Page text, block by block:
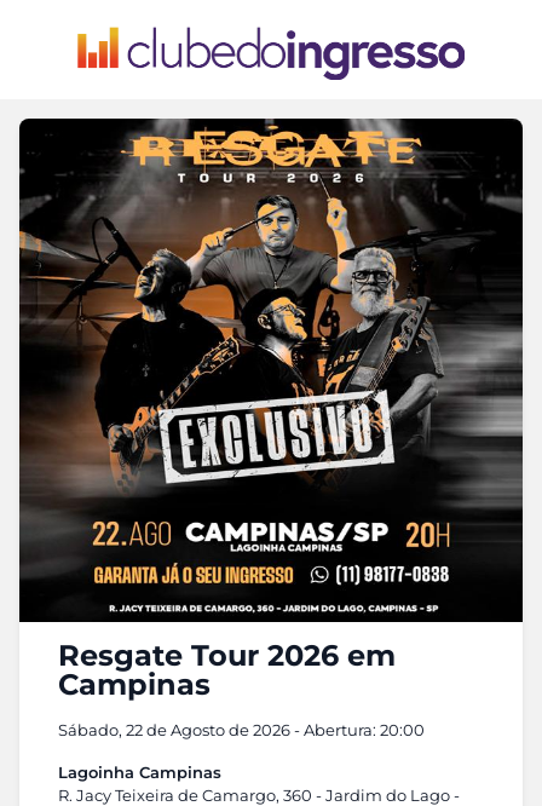
Resgate Tour 2026 em
Campinas
Sábado, 22 de Agosto de 2026 - Abertura: 20:00
Lagoinha Campinas
R. Jacy Teixeira de Camargo, 360 - Jardim do Lago -